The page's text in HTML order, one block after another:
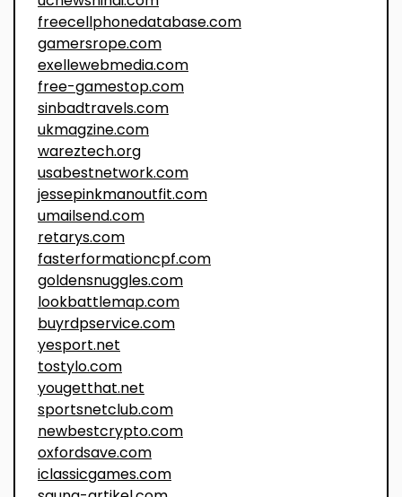
freecellphonedatabase.com
gamersrope.com
exellewebmedia.com
free-gamestop.com
sinbadtravels.com
ukmagzine.com
wareztech.org
usabestnetwork.com
jessepinkmanoutfit.com
umailsend.com
retarys.com
fasterformationcpf.com
goldensnuggles.com
lookbattlemap.com
buyrdpservice.com
yesport.net
tostylo.com
yougetthat.net
sportsnetclub.com
newbestcrypto.com
oxfordsave.com
iclassicgames.com